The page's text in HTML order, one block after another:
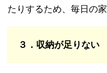
たりするため、毎日の
３．収納が足りない